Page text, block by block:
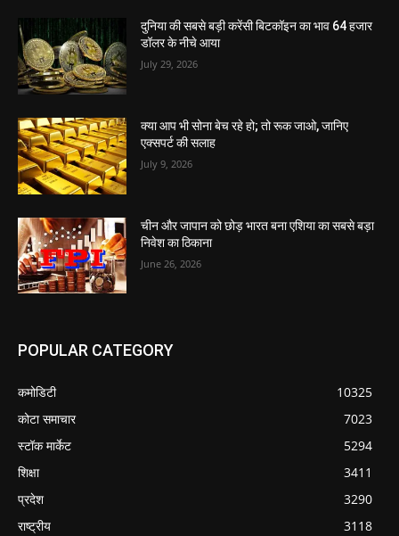
दुनिया की सबसे बड़ी करेंसी बिटकॉइन का भाव 64 हजार
डॉलर के नीचे आया
July 29, 2026
क्या आप भी सोना बेच रहे हो; तो रूक जाओ, जानिए
एक्सपर्ट की सलाह
July 9, 2026
चीन और जापान को छोड़ भारत बना एशिया का सबसे बड़ा
निवेश का ठिकाना
June 26, 2026
POPULAR CATEGORY
कमोडिटी
10325
कोटा समाचार
7023
स्टॉक मार्केट
5294
शिक्षा
3411
प्रदेश
3290
राष्ट्रीय
3118